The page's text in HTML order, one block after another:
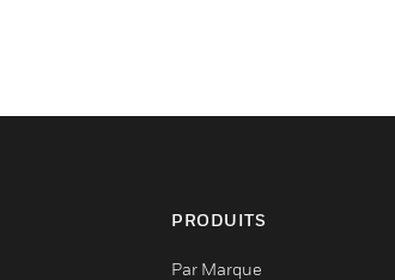
PRODUITS
Par Marque